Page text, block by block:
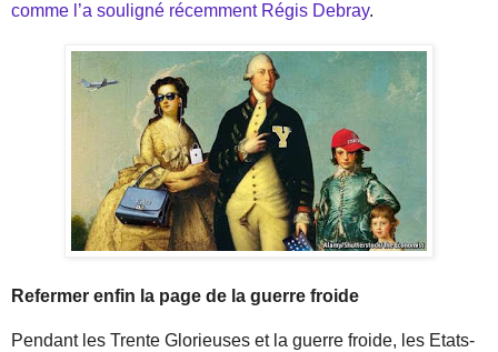
comme l’a souligné récemment Régis Debray.
Refermer enfin la page de la guerre froide
Pendant les Trente Glorieuses et la guerre froide, les Etats-